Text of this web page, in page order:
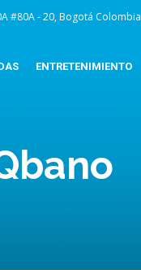
#80A - 20, Bogotá Colombia
ENTRETENIMIENTO